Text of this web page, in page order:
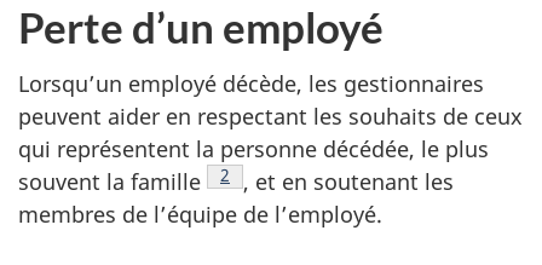
Perte d’un employé
Lorsqu’un employé décède, les gestionnaires
peuvent aider en respectant les souhaits de ceux
qui représentent la personne décédée, le plus
souvent la famille
Voir la note en bas de page
2
, et en soutenant les
membres de l’équipe de l’employé.